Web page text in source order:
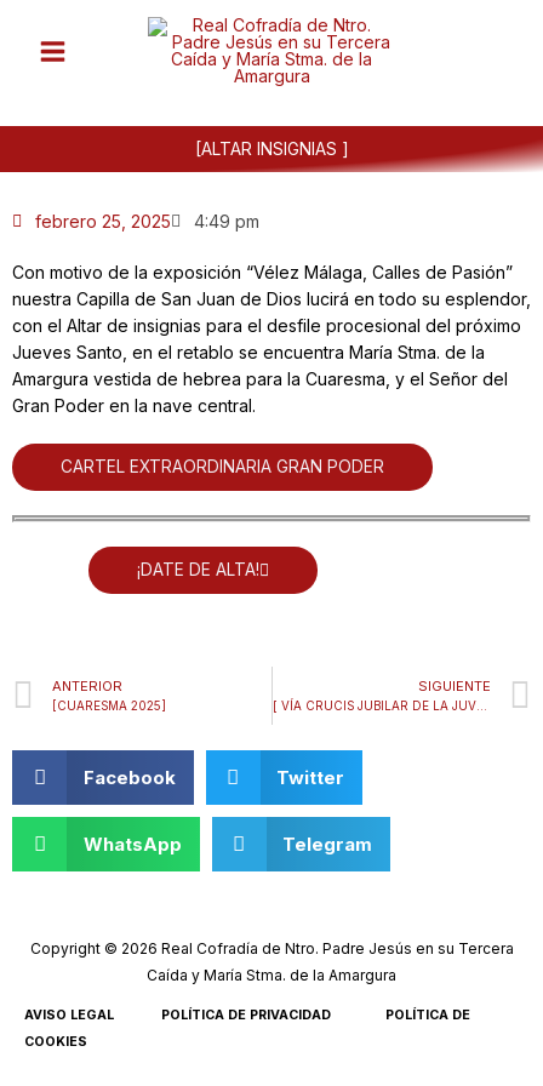
contenido
[ALTAR INSIGNIAS ]
febrero 25, 2025 4:49 pm
Con motivo de la exposición “Vélez Málaga, Calles de Pasión”
nuestra Capilla de San Juan de Dios lucirá en todo su esplendor,
con el Altar de insignias para el desfile procesional del próximo
Jueves Santo, en el retablo se encuentra María Stma. de la
Amargura vestida de hebrea para la Cuaresma, y el Señor del
Gran Poder en la nave central.
CARTEL EXTRAORDINARIA GRAN PODER
¡DATE DE ALTA!
Prev
ANTERIOR
[CUARESMA 2025]
SIGUIENTE
[ VÍA CRUCIS JUBILAR DE LA JUVENTUD DE LA AGRUPACIÓN DE COFRADÍAS ]
Facebook Twitter
WhatsApp Telegram
Copyright © 2026 Real Cofradía de Ntro. Padre Jesús en su Tercera
Caída y María Stma. de la Amargura
AVISO LEGAL POLÍTICA DE PRIVACIDAD
POLÍTICA DE
COOKIES